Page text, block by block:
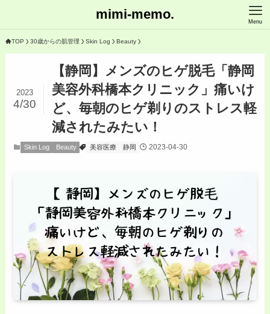
mimi-memo. Menu
TOP 30歳からの肌管理 Skin Log Beauty
【静岡】メンズのヒゲ脱毛「静岡
美容外科橋本クリニック」痛いけ
ど、毎朝のヒゲ剃りのストレス軽
減されたみたい！
2023
4/30
Skin Log Beauty 美容医療 静岡 2023-04-30